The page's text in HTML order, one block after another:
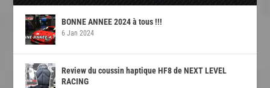
BONNE ANNEE 2024 à tous !!!
6 Jan 2024
Review du coussin haptique HF8 de NEXT LEVEL
RACING